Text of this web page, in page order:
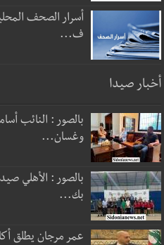
أسرار الصحف
ف...
أخبار صيدا
بالصور : النائب
وغسان...
بالصور : الأهلي
بك...
عمر مرجان يطلق